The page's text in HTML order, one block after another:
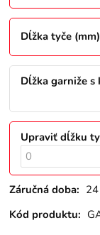
Dĺžka tyče (mm)
Dĺžka garniže
Upraviť dĺžku
Záručná doba:
Kód produktu: